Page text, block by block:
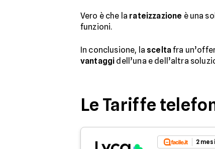
Vero è che la rateizzazione è una
funzioni.
In conclusione, la sceltafra
vantaggi dell’una e dell’altra
Le Tariffe
2